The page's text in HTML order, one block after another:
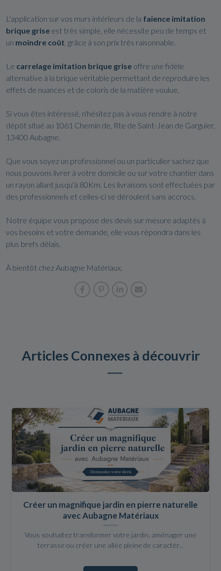
L'application sur vos murs intérieurs de la faience imitation
brique grise est très simple, elle nécessite peu de temps et
un moindre coût , grâce à son prix très raisonnable.
Le carrelage imitation brique grise offre une fidèle
alternative à la brique véritable permettant de reproduire les
effets de nuances et de coloris de la matière voulue.
Si vous êtes intéressé, n'hésitez pas à vous rendre à notre
dépôt situé au 1061 Chemin de, Rte de Saint-Jean de Garguier,
13400 Aubagne.
Que vous soyez un professionnel ou un particulier sachez que
nous pouvons livrer à votre domicile ou sur votre chantier dans
un rayon allant jusqu'à 80Km. Les livraisons sont effectuées par
des professionnels et celles-ci se déroulent sans accrocs.
Notre équipe vous propose des devis sur mesure adaptés à
vos besoins et votre demande, elle vous répondra dans les
plus brefs délais.
À bientôt chez Aubagne Matériaux.
Articles Connexes à découvrir
Créer un magnifique jardin en pierre naturelle
avec Aubagne Matériaux
Vous souhaitez transformer votre jardin, aménager une
terrasse ou créer une allée pleine de caractèr...